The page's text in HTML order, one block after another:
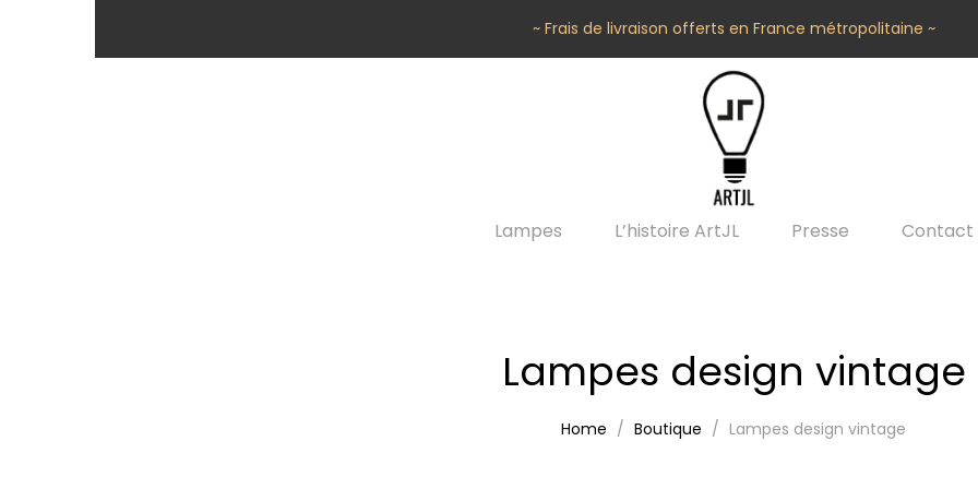
~ Frais de livraison offerts en France métropolitaine ~
Lampes L’histoire ArtJL Presse Contact
Lampes design vintage
Home Boutique Lampes design vintage